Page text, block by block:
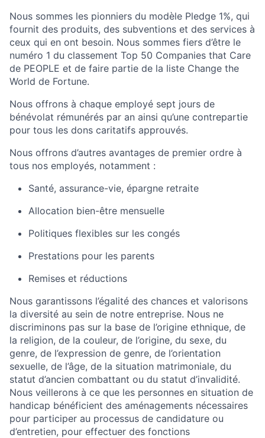
Nous sommes les pionniers du modèle Pledge 1%, qui
fournit des produits, des subventions et des services à
ceux qui en ont besoin. Nous sommes fiers d’être le
numéro 1 du classement Top 50 Companies that Care
de PEOPLE et de faire partie de la liste Change the
World de Fortune.
Nous offrons à chaque employé sept jours de
bénévolat rémunérés par an ainsi qu’une contrepartie
pour tous les dons caritatifs approuvés.
Nous offrons d’autres avantages de premier ordre à
tous nos employés, notamment :
Santé, assurance-vie, épargne retraite
Allocation bien-être mensuelle
Politiques flexibles sur les congés
Prestations pour les parents
Remises et réductions
Nous garantissons l’égalité des chances et valorisons
la diversité au sein de notre entreprise. Nous ne
discriminons pas sur la base de l’origine ethnique, de
la religion, de la couleur, de l’origine, du sexe, du
genre, de l’expression de genre, de l’orientation
sexuelle, de l’âge, de la situation matrimoniale, du
statut d’ancien combattant ou du statut d’invalidité.
Nous veillerons à ce que les personnes en situation de
handicap bénéficient des aménagements nécessaires
pour participer au processus de candidature ou
d’entretien, pour effectuer des fonctions